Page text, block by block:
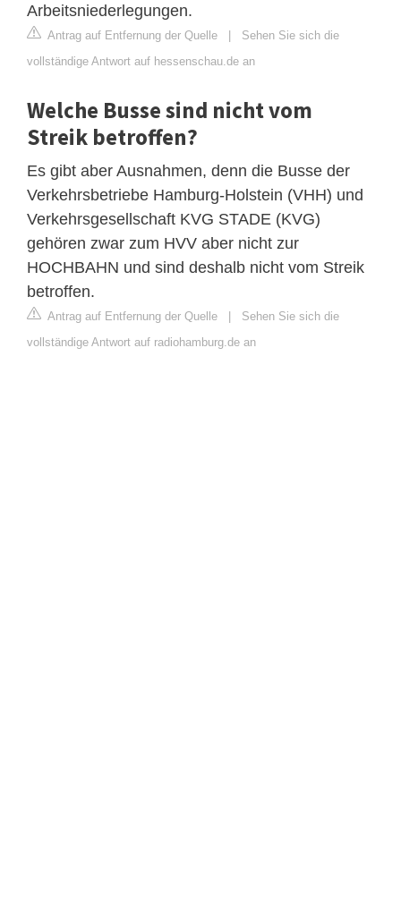
Arbeitsniederlegungen.
Antrag auf Entfernung der Quelle | Sehen Sie sich die
vollständige Antwort auf hessenschau.de an
Welche Busse sind nicht vom
Streik betroffen?
Es gibt aber Ausnahmen, denn die Busse der
Verkehrsbetriebe Hamburg-Holstein (VHH) und
Verkehrsgesellschaft KVG STADE (KVG)
gehören zwar zum HVV aber nicht zur
HOCHBAHN und sind deshalb nicht vom Streik
betroffen.
Antrag auf Entfernung der Quelle | Sehen Sie sich die
vollständige Antwort auf radiohamburg.de an